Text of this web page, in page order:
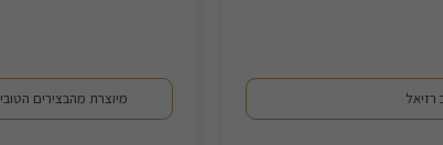
מיוצרת מהבצירים הטובים ביותר, בדיוק כמו שמפניות וינטאג'